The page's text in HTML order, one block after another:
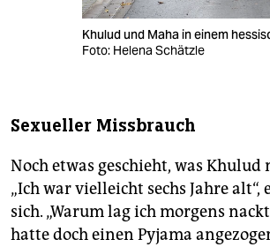
Khulud und Maha in einem
Foto: Helena Schätzle
Sexueller Missbrauch
Noch etwas geschieht, was Khulud
„Ich war vielleicht sechs Jahre
sich. „Warum lag ich morgens
hatte doch einen Pyjama